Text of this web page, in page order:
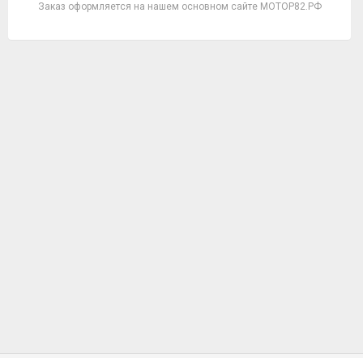
Заказ оформляется на нашем основном сайте МОТОР82.РФ